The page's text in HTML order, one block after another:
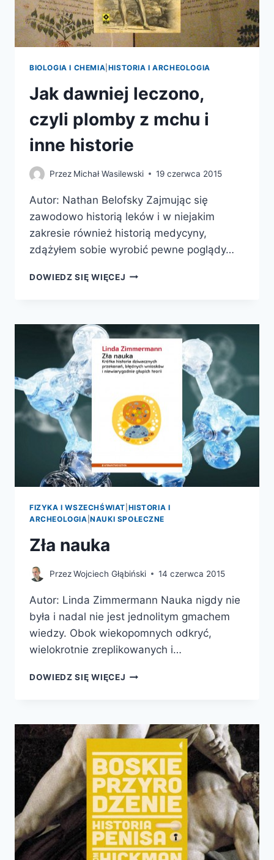
BIOLOGIA I CHEMIA HISTORIA I ARCHEOLOGIA
Jak dawniej leczono,
czyli plomby z mchu i
inne historie
Przez Michał Wasilewski 19 czerwca 2015
Autor: Nathan Belofsky Zajmując się
zawodowo historią leków i w niejakim
zakresie również historią medycyny,
zdążyłem sobie wyrobić pewne poglądy…
DOWIEDZ SIĘ WIĘCEJ JAK
PLOMBY
Z
MCHU
I
INNE
FIZYKA I WSZECHŚWIAT HISTORIA I
ARCHEOLOGIA |NAUKI SPOŁECZNE
Zła nauka
PrzezWojciech Głąbiński 14 czerwca 2015
Autor: Linda Zimmermann Nauka nigdy nie
była i nadal nie jest jednolitym gmachem
wiedzy. Obok wiekopomnych odkryć,
wielokrotnie zreplikowanych i…
DOWIEDZ SIĘ WIĘCEJ ZŁA